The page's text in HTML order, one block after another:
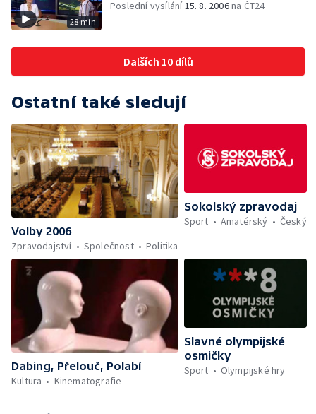
28 min
Poslední vysílání15. 8. 2006na ČT24
Dalších 10 dílů
Ostatní také sledují
Volby 2006
Zpravodajství
Společnost Politika
Sokolský zpravodaj
Sport
Amatérský Český
Dabing, Přelouč, Polabí
Kultura
Kinematografie
Slavné olympijské
osmičky
Sport
Olympijské hry